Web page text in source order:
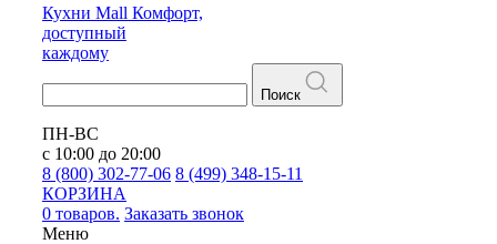
Кухни Mall Комфорт,
доступный
каждому
Поиск
ПН-ВС
с 10:00 до 20:00
8 (800) 302-77-06 8 (499) 348-15-11
КОРЗИНА
0 товаров. Заказать звонок
Меню